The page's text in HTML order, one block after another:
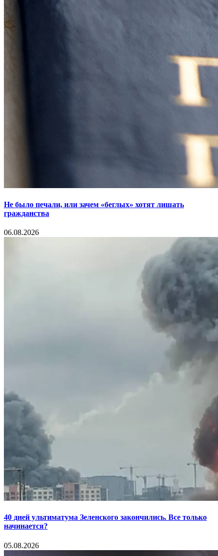
Не было печали, или зачем «беглых» хотят лишать
гражданства
06.08.2026
40 дней ультиматума Зеленского закончились. Все только
начинается?
05.08.2026